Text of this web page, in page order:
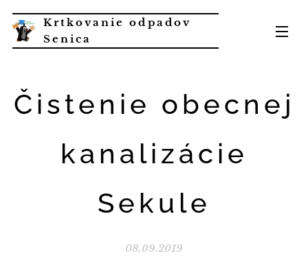
Krtkovanie odpadov
Senica
Čistenie obecnej
kanalizácie
Sekule
08.09.2019